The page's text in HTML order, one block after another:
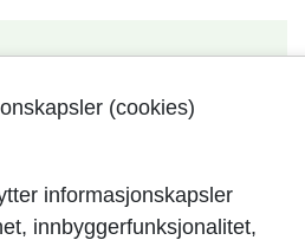
avgifter
(cookies)
informasjonskapsler
innbyggerfunksjonalitet,